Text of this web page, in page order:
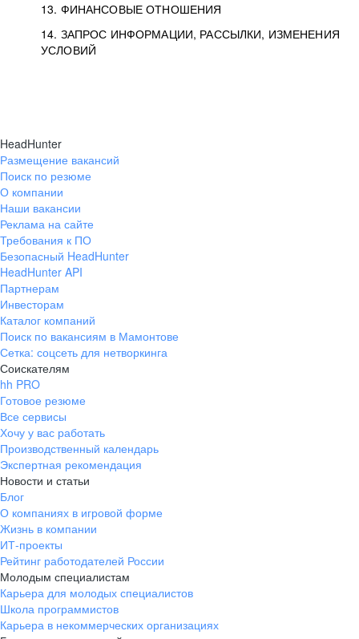
13. ФИНАНСОВЫЕ ОТНОШЕНИЯ
14. ЗАПРОС ИНФОРМАЦИИ, РАССЫЛКИ, ИЗМЕНЕНИЯ
УСЛОВИЙ
HeadHunter
Размещение вакансий
Поиск по резюме
О компании
Наши вакансии
Реклама на сайте
Требования к ПО
Безопасный HeadHunter
HeadHunter API
Партнерам
Инвесторам
Каталог компаний
Поиск по вакансиям в Мамонтове
Сетка: соцсеть для нетворкинга
Соискателям
hh PRO
Готовое резюме
Все сервисы
Хочу у вас работать
Производственный календарь
Экспертная рекомендация
Новости и статьи
Блог
О компаниях в игровой форме
Жизнь в компании
ИТ-проекты
Рейтинг работодателей России
Молодым специалистам
Карьера для молодых специалистов
Школа программистов
Карьера в некоммерческих организациях